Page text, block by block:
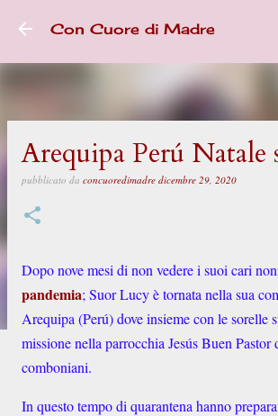
Passa ai contenuti principali
Con Cuore di Madre
Arequipa Perú Natale
pubblicato da concuoredimadre dicembre 29, 2020
Dopo nove mesi di non vedere i suoi cari
pandemia; Suor Lucy è tornata nella sua
Arequipa (Perú) dove insieme con le sorelle
missione nella parrocchia Jesús Buen Pastor
comboniani.
In questo tempo di quarantena hanno